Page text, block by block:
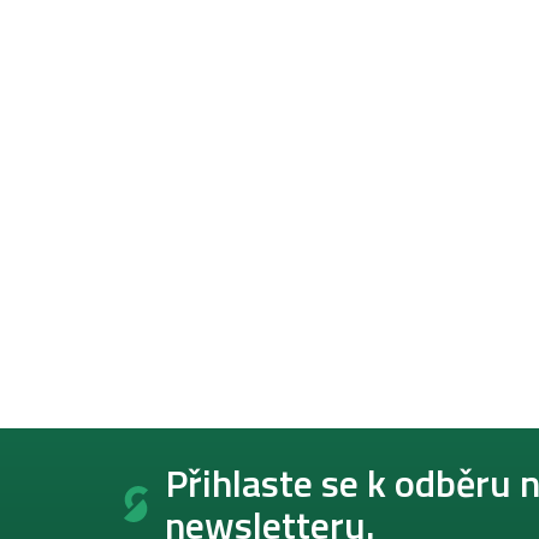
Z
Přihlaste se k odběru
newsletteru.